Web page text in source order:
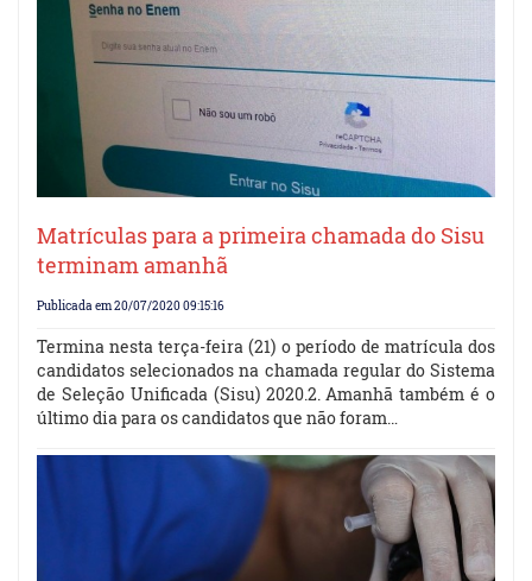
Matrículas para a primeira chamada do Sisu
terminam amanhã
Publicada em 20/07/2020 09:15:16
Termina nesta terça-feira (21) o período de matrícula dos
candidatos selecionados na chamada regular do Sistema
de Seleção Unificada (Sisu) 2020.2. Amanhã também é o
último dia para os candidatos que não foram…